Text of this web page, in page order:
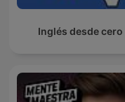
Inglés desde cero